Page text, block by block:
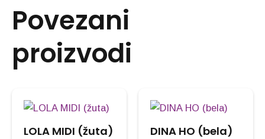
Povezani
proizvodi
LOLA MIDI (žuta) DINA HO (bela)